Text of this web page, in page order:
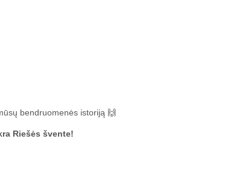
bendruomenės istoriją 🙌
Riešės švente!